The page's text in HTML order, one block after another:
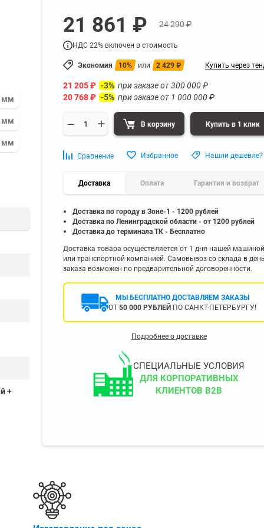
документами
Для рассады и цветов
Показать еще
Невилон
Практик
Диком
Пакс-Металл
Показать еще
ПО ГЛУБИНЕ
200 мм
300 мм
350 мм
450 мм
500 мм
Показать еще▼
5000 кг)
Серые
(ВОДЫ)
Консольные
односторонние
доступа
Офисная мебель для бизнес-центра
Офисная мебель лофт
Офисная мебель для склада
Офисная мебель на металлокаркасе
Офисная мебель для госучреждений
мм
мм
мм
+
21 861 ₽ 24 290 ₽
НДС 22% включен в стоимость
Экономия 10% или 2 429₽ Купить через
21 205₽ -3% при заказе от300 000₽
20 768₽ -5% при заказе от 1 000 000₽
В корзину Купить в 1 клик
Сравнение Избранное Нашли дешевле?
Доставка Оплата Гарантия и возврат
Доставка по городу в Зоне-1 - 1200 рублей
Доставка по Ленинградской области - от 1200 рублей
Доставка до терминала ТК - Бесплатно
Доставка товара осуществляется от 1 дня нашей машиной
или транспортной компанией. Самовывоз со склада в
заказа возможен по предварительной договоренности.
МЫ БЕСПЛАТНО ДОСТАВЛЯЕМ ЗАКАЗЫ
ОТ50 000 РУБЛЕЙ ПО САНКТ-ПЕТЕРБУРГУ!
Подробнее о доставке
СПЕЦИАЛЬНЫЕ УСЛОВИЯ
ДЛЯ КОРПОРАТИВНЫХ
КЛИЕНТОВ B2B